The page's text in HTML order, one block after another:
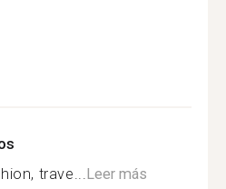
trave...Leer más